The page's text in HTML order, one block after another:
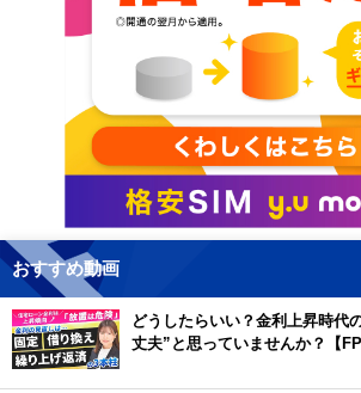
おすすめ動画
どうしたらいい？金利上昇時代
丈夫”と思っていませんか？【